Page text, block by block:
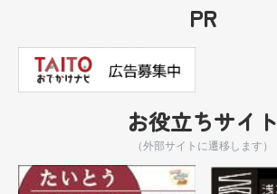
PR
お役立ちサイト
（外部サイトに遷移します）